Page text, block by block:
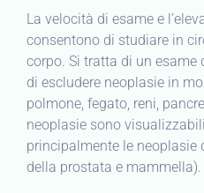
La velocità di esame e
consentono di studiare in
corpo. Si tratta di un esame
di escludere neoplasie in
polmone, fegato, reni,
neoplasie sono
principalmente le neoplasie
della prostata e mammella).